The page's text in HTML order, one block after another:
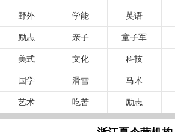
野外 学能 英语
励志 亲子 童子军
美式 文化 科技
国学 滑雪 马术
艺术 吃苦 励志